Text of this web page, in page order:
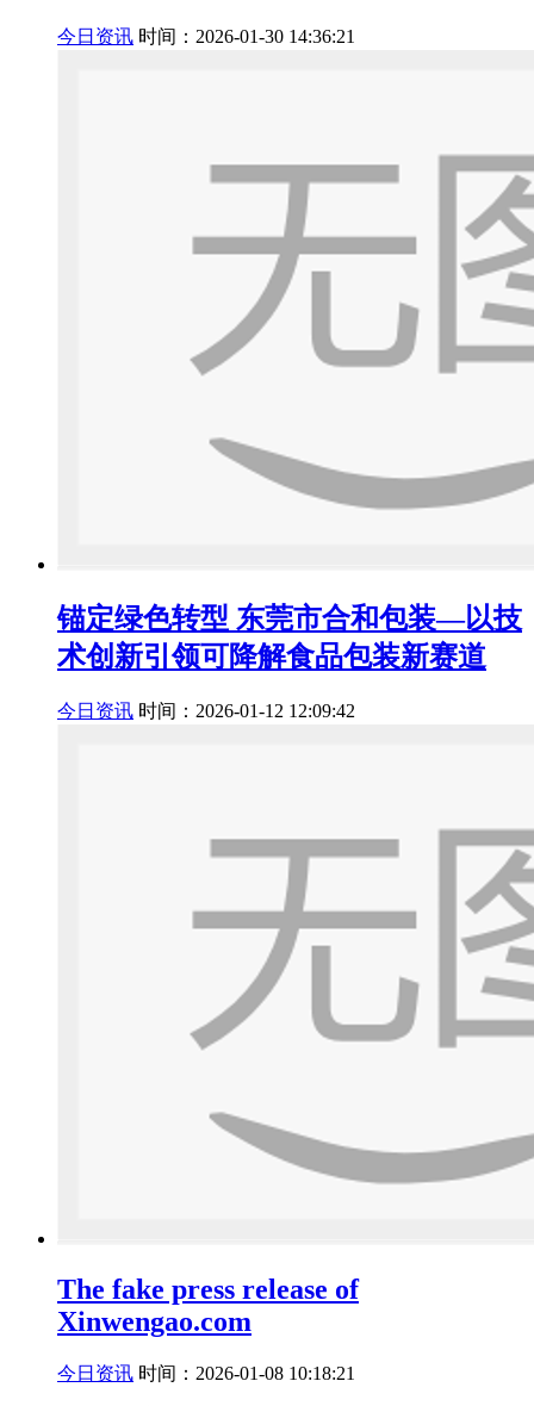
今日资讯 时间：2026-01-30 14:36:21
锚定绿色转型 东莞市合和包装—以技
术创新引领可降解食品包装新赛道
今日资讯 时间：2026-01-12 12:09:42
The fake press release of
Xinwengao.com
今日资讯 时间：2026-01-08 10:18:21